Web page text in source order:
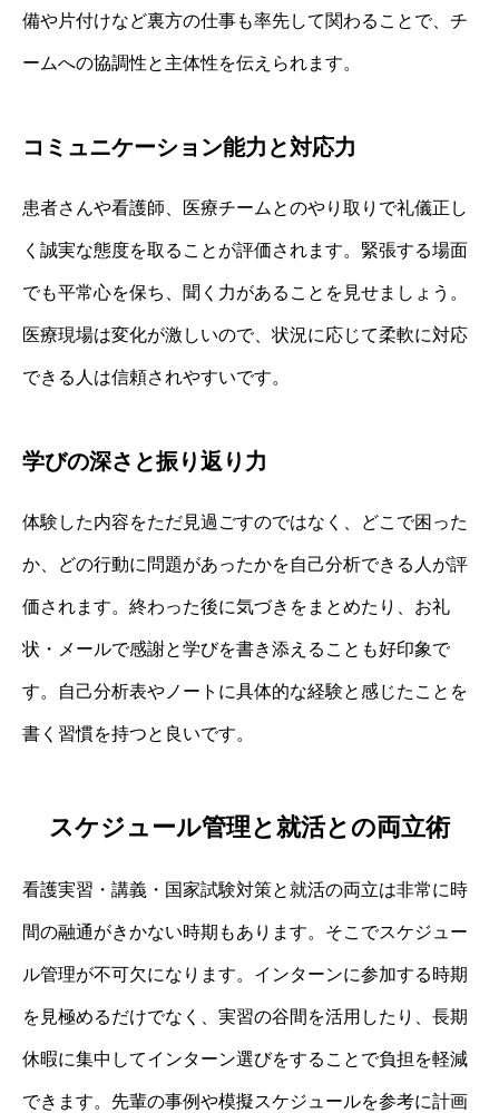
備や片付けなど裏方の仕事も率先して関わることで、チ
ームへの協調性と主体性を伝えられます。
コミュニケーション能力と対応力
患者さんや看護師、医療チームとのやり取りで礼儀正し
く誠実な態度を取ることが評価されます。緊張する場面
でも平常心を保ち、聞く力があることを見せましょう。
医療現場は変化が激しいので、状況に応じて柔軟に対応
できる人は信頼されやすいです。
学びの深さと振り返り力
体験した内容をただ見過ごすのではなく、どこで困った
か、どの行動に問題があったかを自己分析できる人が評
価されます。終わった後に気づきをまとめたり、お礼
状・メールで感謝と学びを書き添えることも好印象で
す。自己分析表やノートに具体的な経験と感じたことを
書く習慣を持つと良いです。
スケジュール管理と就活との両立術
看護実習・講義・国家試験対策と就活の両立は非常に時
間の融通がきかない時期もあります。そこでスケジュー
ル管理が不可欠になります。インターンに参加する時期
を見極めるだけでなく、実習の谷間を活用したり、長期
休暇に集中してインターン選びをすることで負担を軽減
できます。先輩の事例や模擬スケジュールを参考に計画